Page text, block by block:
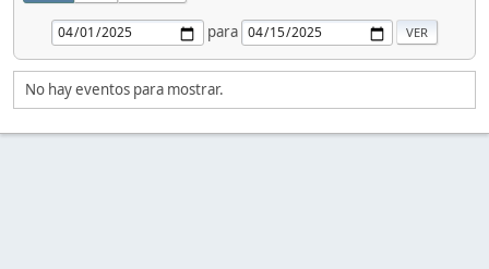
para
No hay eventos para mostrar.